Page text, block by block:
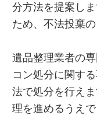
分方法を提案し
ため、不法投棄
遺品整理業者の
コン処分に関す
法で処分を行え
理を進めるうえ